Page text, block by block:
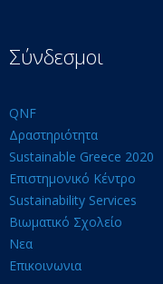
Σύνδεσμοι
QNF
Δραστηριότητα
Sustainable Greece 2020
Επιστημονικό Κέντρο
Sustainability Services
Βιωματικό Σχολείο
Νεα
Επικοινωνια